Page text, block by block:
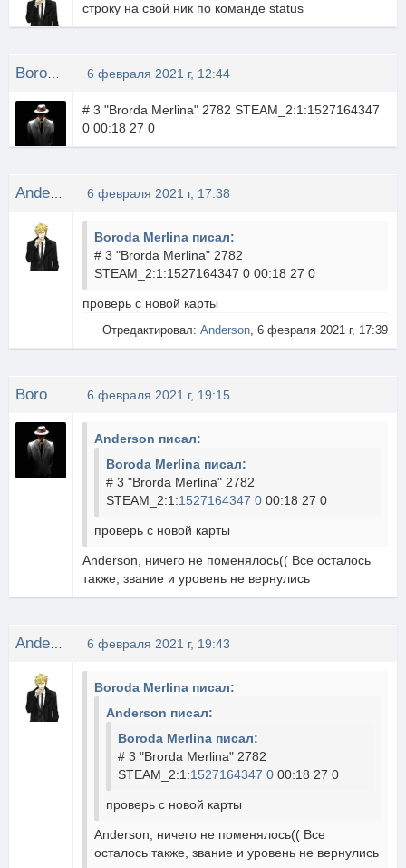
строку на свой ник по команде status
6 февраля 2021 г, 12:44
# 3 "Brorda Merlina" 2782 STEAM_2:1:1527164347
0 00:18 27 0
6 февраля 2021 г, 17:38
Boroda Merlina писал:
# 3 "Brorda Merlina" 2782
STEAM_2:1:1527164347 0 00:18 27 0
проверь с новой карты
Отредактировал: Anderson, 6 февраля 2021 г, 17:39
6 февраля 2021 г, 19:15
Anderson писал:
Boroda Merlina писал:
# 3 "Brorda Merlina" 2782
STEAM_2:1:1527164347 0 00:18 27 0
проверь с новой карты
Anderson, ничего не поменялось(( Все осталось
также, звание и уровень не вернулись
6 февраля 2021 г, 19:43
Boroda Merlina писал:
Anderson писал:
Boroda Merlina писал:
# 3 "Brorda Merlina" 2782
STEAM_2:1:1527164347 0 00:18 27 0
проверь с новой карты
Anderson, ничего не поменялось(( Все
осталось также, звание и уровень не вернулись